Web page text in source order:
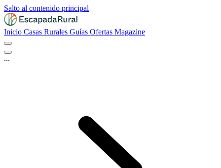
Salto al contenido principal
Inicio Casas Rurales Guías Ofertas Magazine
...